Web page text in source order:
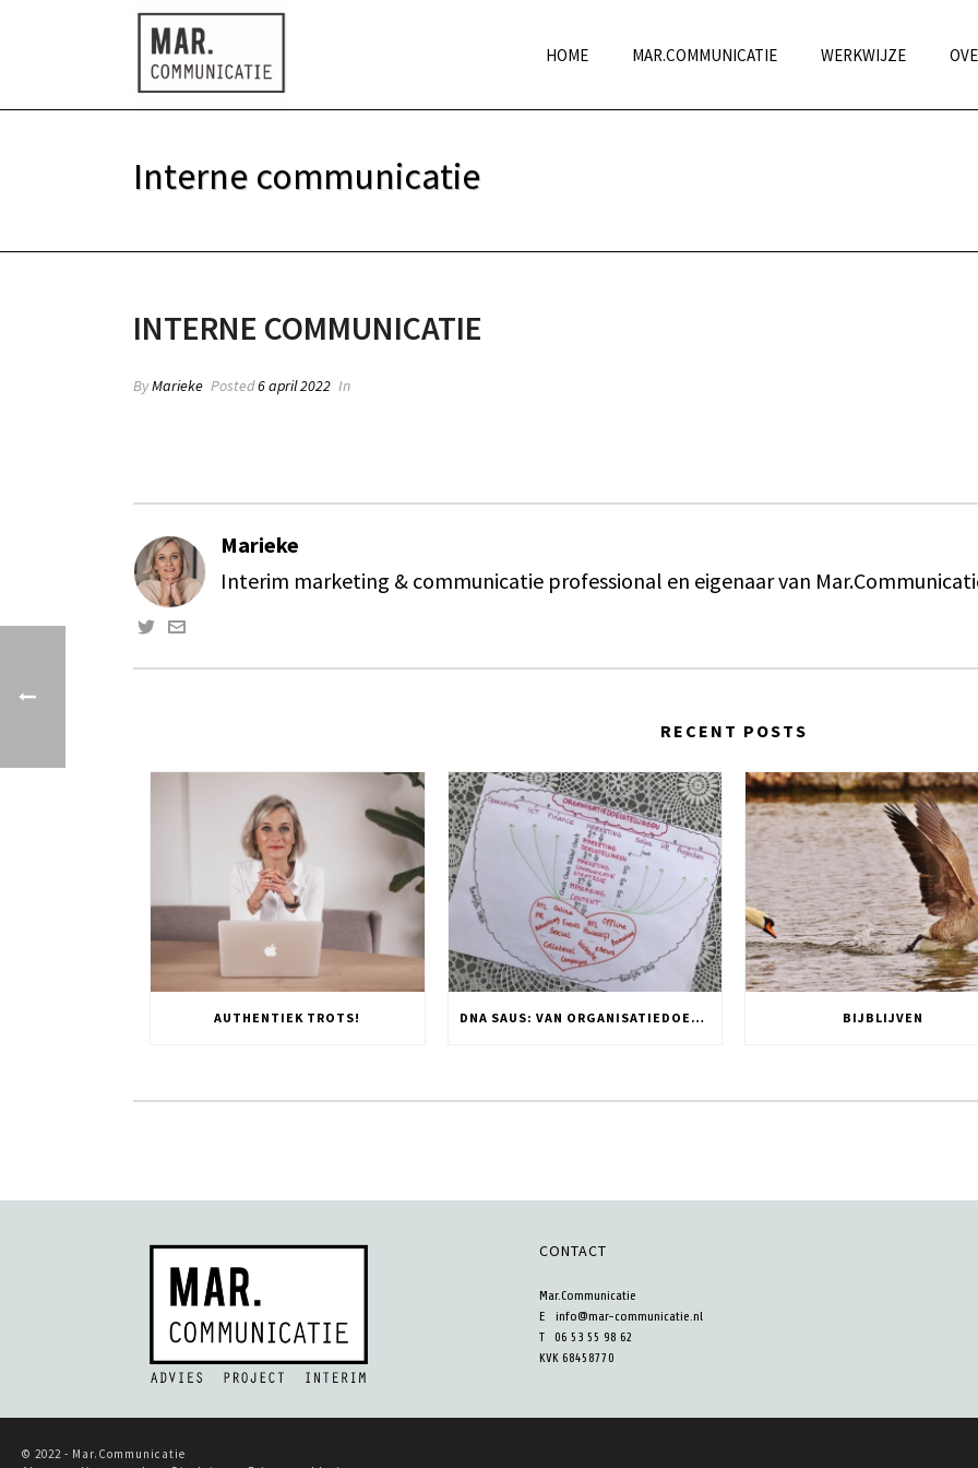
HOME MAR.COMMUNICATIE WERKWIJZE
Interne communicatie
INTERNE COMMUNICATIE
ByMarieke Posted6 april 2022 In
Marieke
Interim marketing & communicatie professional en eigenaar van
RECENT POSTS
AUTHENTIEK TROTS! DNA SAUS: VAN ORGANISATIEDOELSTELLING NAAR TWITTER POST BIJBLIJVEN
CONTACT
Mar.Communicatie
E info@mar-communicatie.nl
T 06 53 55 98 62
KVK 68458770
© 2022 - Mar.Communicatie